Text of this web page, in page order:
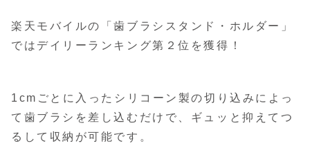
楽天モバイルの「歯ブラシスタンド・ホルダー」
ではデイリーランキング第２位を獲得！
1cmごとに入ったシリコーン製の切り込みによっ
て歯ブラシを差し込むだけで、ギュッと抑えてつ
るして収納が可能です。